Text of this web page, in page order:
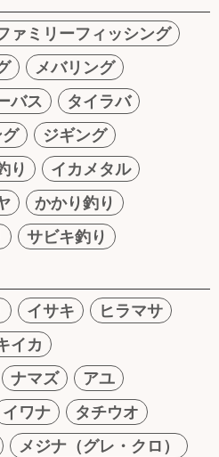
ァミリーフィッシング
メバリング
バス
タイラバ
ジギング
り
イカメタル
かかり釣り
サビキ釣り
イサキ
ヒラマサ
イカ
ナマズ
アユ
イワナ
タチウオ
メジナ（グレ・クロ）